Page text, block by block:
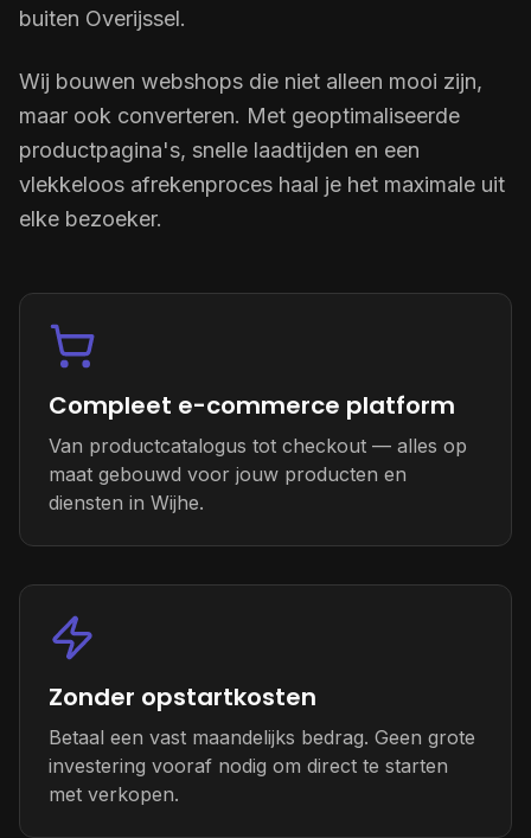
buiten Overijssel.
Wij bouwen webshops die niet alleen mooi zijn,
maar ook converteren. Met geoptimaliseerde
productpagina's, snelle laadtijden en een
vlekkeloos afrekenproces haal je het maximale uit
elke bezoeker.
Compleet e-commerce platform
Van productcatalogus tot checkout — alles op
maat gebouwd voor jouw producten en
diensten in Wijhe.
Zonder opstartkosten
Betaal een vast maandelijks bedrag. Geen grote
investering vooraf nodig om direct te starten
met verkopen.